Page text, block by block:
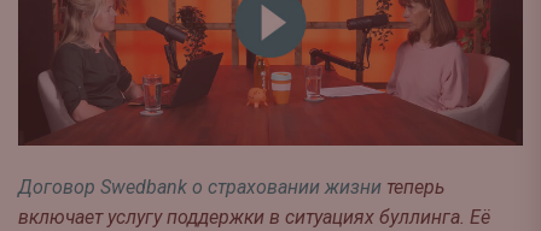
Договор Swedbank о страховании жизни теперь
включает услугу поддержки в ситуациях буллинга. Её